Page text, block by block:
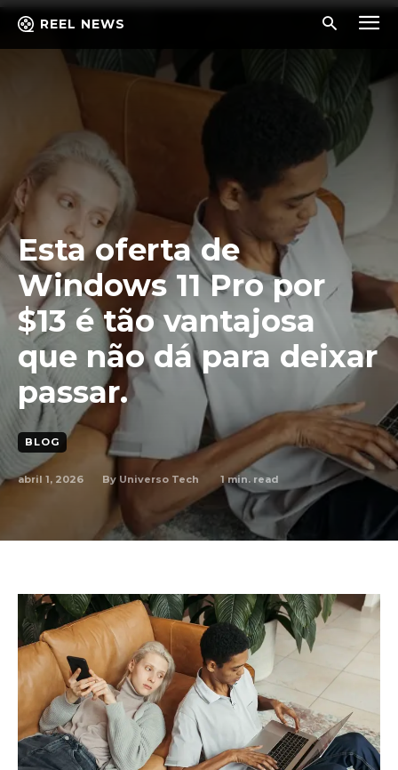
REEL NEWS
Esta oferta de
Windows 11 Pro por
$13 é tão vantajosa
que não dá para deixar
passar.
BLOG
abril 1, 2026 By Universo Tech 1min. read